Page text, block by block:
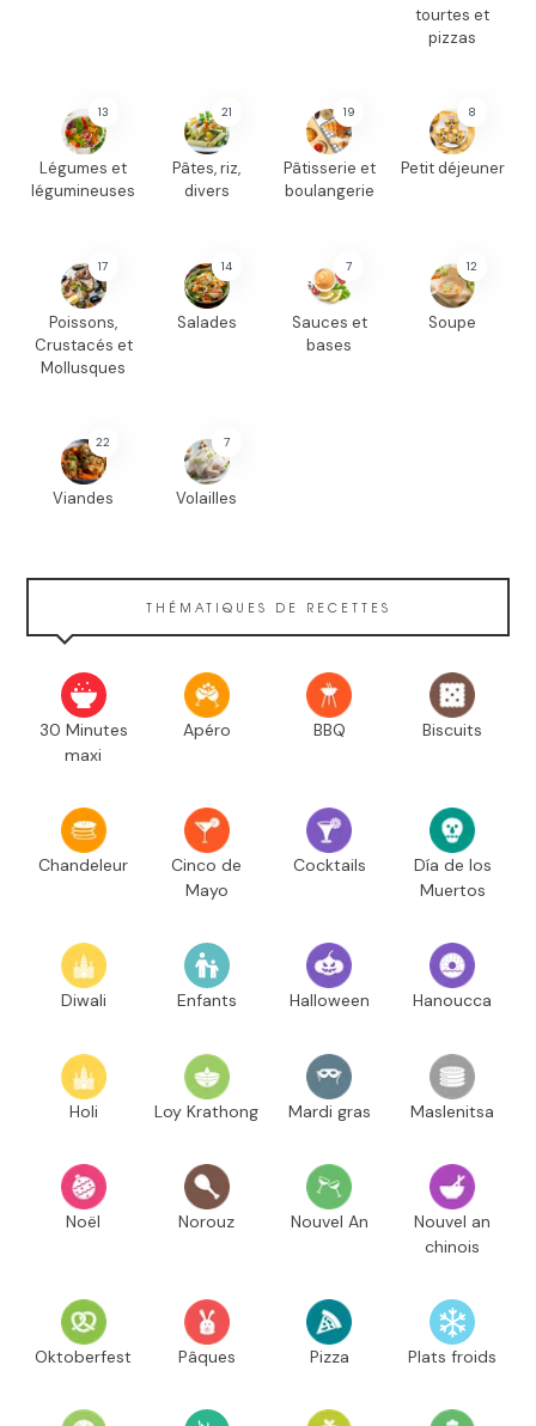
tourtes et
pizzas
13
Légumes et
légumineuses
21
Pâtes, riz,
divers
19
Pâtisserie et
boulangerie
8
Petit déjeuner
17
Poissons,
Crustacés et
Mollusques
14
Salades
7
Sauces et
bases
12
Soupe
22
Viandes
7
Volailles
THÉMATIQUES DE RECETTES
30 Minutes
maxi
Apéro BBQ Biscuits
Chandeleur
Cinco de
Mayo
Cocktails
Día de los
Muertos
Diwali Enfants Halloween Hanoucca
Holi Loy Krathong Mardi gras Maslenitsa
Noël Norouz Nouvel An
Nouvel an
chinois
Oktoberfest Pâques Pizza Plats froids